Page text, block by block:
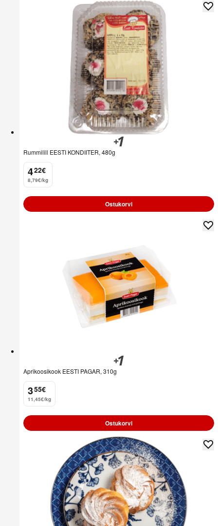
Rummilill EESTI KONDIITER, 480g
4
. 22€
8,79€/kg
Ostukorvi
Aprikoosikook EESTI PAGAR, 310g
3
. 55€
11,45€/kg
Ostukorvi